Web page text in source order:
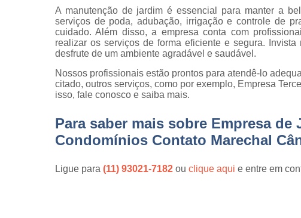
Inspeções de
qualidade
Inspeções
visuais
Manutenção de
jardins
Portaria de
condomínios
Serviço de
almoxarifes
A manutenção de jardim é essencial para manter a
serviços de poda, adubação, irrigação e controle de
cuidado. Além disso, a empresa conta com
realizar os serviços de forma eficiente e segura.
desfrute de um ambiente agradável e saudável.
Nossos profissionais estão prontos para atendê-lo
citado, outros serviços, como por exemplo, Empresa
isso, fale conosco e saiba mais.
Para saber mais sobre Empresa
Condomínios Contato Marechal
Ligue para (11) 93021-7182 ou clique aqui e entre em